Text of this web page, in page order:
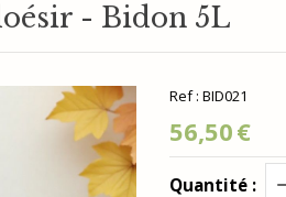
- Bidon 5L
Ref : BID021
56,50€
Quantité :